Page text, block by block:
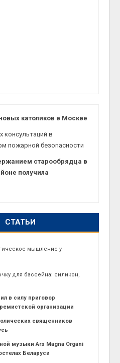
католиков в Москве
консультаций в
пожарной безопасности
старообрядца в
получила
СТАТЬИ
мышление у
для бассейна: силикон,
в силу приговор
организации
священников
музыки Ars Magna Organi
Беларуси